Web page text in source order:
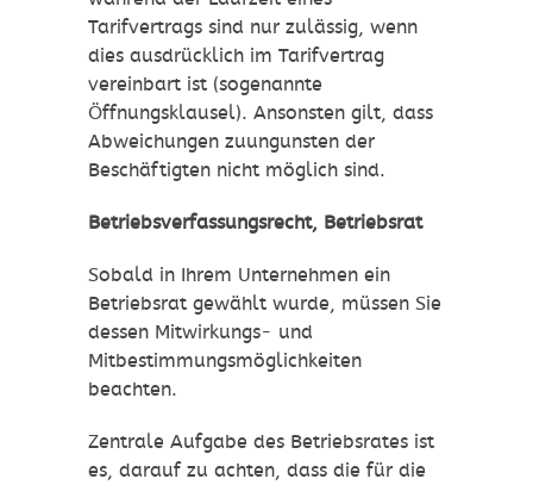
Tarifvertrags sind nur zulässig, wenn
dies ausdrücklich im Tarifvertrag
vereinbart ist (sogenannte
Öffnungsklausel). Ansonsten gilt, dass
Abweichungen zuungunsten der
Beschäftigten nicht möglich sind.
Betriebsverfassungsrecht, Betriebsrat
Sobald in Ihrem Unternehmen ein
Betriebsrat gewählt wurde, müssen Sie
dessen Mitwirkungs- und
Mitbestimmungsmöglichkeiten
beachten.
Zentrale Aufgabe des Betriebsrates ist
es, darauf zu achten, dass die für die